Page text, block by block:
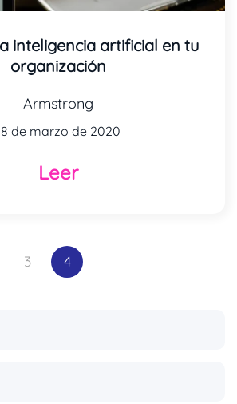
inteligencia artificial en tu
organización
Armstrong
de marzo de 2020
Leer
3 4